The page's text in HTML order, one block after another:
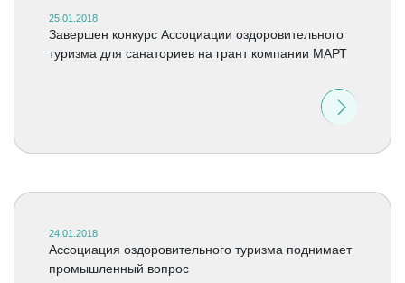
25.01.2018
Завершен конкурс Ассоциации оздоровительного
туризма для санаториев на грант компании МАРТ
24.01.2018
Ассоциация оздоровительного туризма поднимает
промышленный вопрос